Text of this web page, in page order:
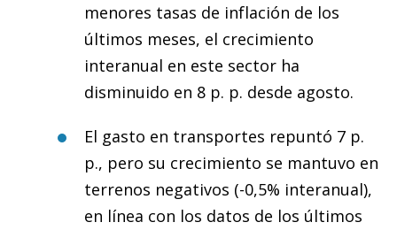
menores tasas de inflación de los
últimos meses, el crecimiento
interanual en este sector ha
disminuido en 8 p. p. desde agosto.
El gasto en transportes repuntó 7 p.
p., pero su crecimiento se mantuvo en
terrenos negativos (-0,5% interanual),
en línea con los datos de los últimos